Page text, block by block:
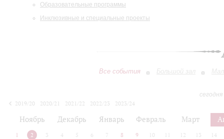
Образовательные программы
Инклюзивные и специальные проекты
Все события Большой зал
2019/20
2020/21 2021/22 2022/23
2023/24
Ноябрь Декабрь Январь Февраль Март
1 2 3 4 5 6 7 8 9 10 12 13 14